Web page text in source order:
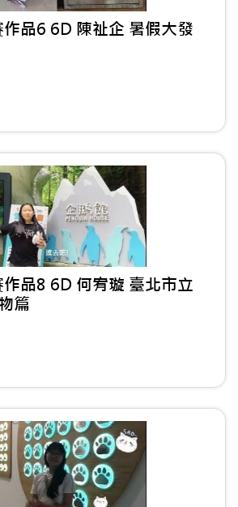
品6 6D 陳祉企 暑假大發
品8 6D 何宥璇 臺北市立
篇